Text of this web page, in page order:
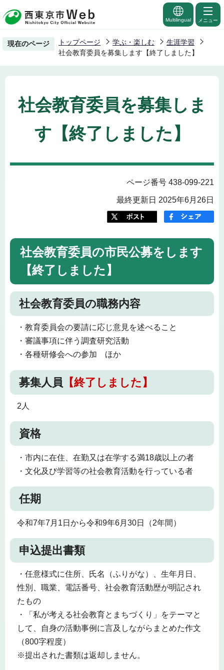
の
ー
Multilingual メニュー
現在のページ トップページ 学ぶ・楽しむ
生涯学習
社会教育委員を募集します【終了しました】
社会教育委員を募集しま
す【終了しました】
ページ番号 438-099-221
最終更新日 2025年6月26日
社会教育委員の市民公募をします
【終了しました】
社会教育委員の職務内容
・教育委員会の要請に応じ意見を述べること
・審議事項に伴う調査研究活動
・各種研修会への参加 ほか
募集人員 【終了しました】
2人
資格
・市内に在住、在勤又は在学する満18歳以上の者
・文化及び学習等の社会教育活動を行っている者
任期
令和7年7月1日から令和9年6月30日（2年間）
申込提出書類
・任意様式に住所、氏名（ふりがな）、生年月日、
性別、職業、電話番号、社会教育活動歴が明記され
たもの
・「私が考える社会教育とまちづくり」をテーマと
して、自身の活動事例に言及しながらまとめた作文
（800字程度）
※提出された書類は返却しません。